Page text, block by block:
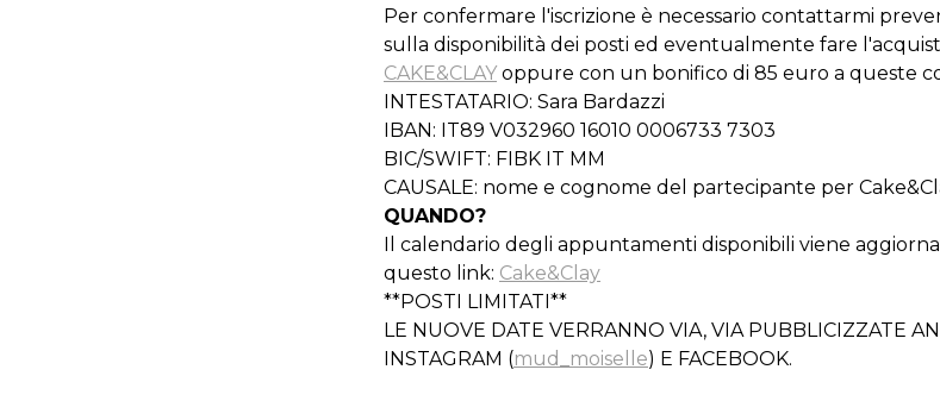
Per confermare l'iscrizione è necessario contattarmi
sulla disponibilità dei posti ed eventualmente fare
CAKE&CLAY oppure con un bonifico di 85 euro a queste
INTESTATARIO: Sara Bardazzi
IBAN: IT89 V032960 16010 0006733 7303
BIC/SWIFT: FIBK IT MM
CAUSALE: nome e cognome del partecipante per
QUANDO?
Il calendario degli appuntamenti disponibili viene
questo link: Cake&Clay
**POSTI LIMITATI**
LE NUOVE DATE VERRANNO VIA, VIA PUBBLICIZZATE
INSTAGRAM (mud_moiselle) E FACEBOOK.